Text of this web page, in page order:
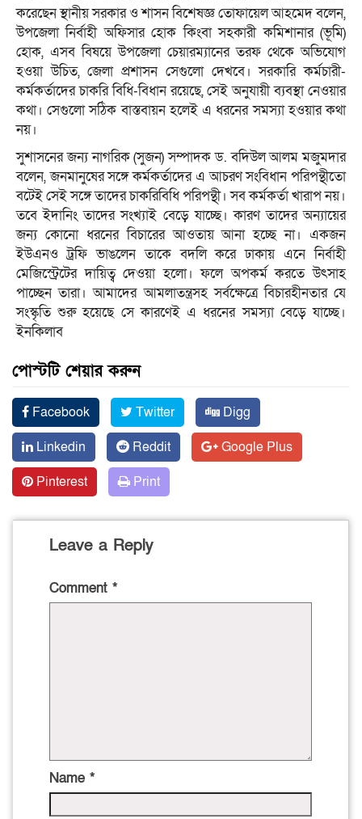
করেছেন স্থানীয় সরকার ও শাসন বিশেষজ্ঞ তোফায়েল আহমেদ বলেন,
উপজেলা নির্বাহী অফিসার হোক কিংবা সহকারী কমিশানার (ভূমি)
হোক, এসব বিষয়ে উপজেলা চেয়ারম্যানের তরফ থেকে অভিযোগ
হওয়া উচিত, জেলা প্রশাসন সেগুলো দেখবে। সরকারি কর্মচারী-
কর্মকর্তাদের চাকরি বিধি-বিধান রয়েছে, সেই অনুযায়ী ব্যবস্থা নেওয়ার
কথা। সেগুলো সঠিক বাস্তবায়ন হলেই এ ধরনের সমস্যা হওয়ার কথা
নয়।
সুশাসনের জন্য নাগরিক (সুজন) সম্পাদক ড. বদিউল আলম মজুমদার
বলেন, জনমানুষের সঙ্গে কর্মকর্তাদের এ আচরণ সংবিধান পরিপন্থীতো
বটেই সেই সঙ্গে তাদের চাকরিবিধি পরিপন্থী। সব কর্মকর্তা খারাপ নয়।
তবে ইদানিং তাদের সংখ্যাই বেড়ে যাচ্ছে। কারণ তাদের অন্যায়ের
জন্য কোনো ধরনের বিচারের আওতায় আনা হচ্ছে না। একজন
ইউএনও ট্রফি ভাঙলেন তাকে বদলি করে ঢাকায় এনে নির্বাহী
মেজিস্ট্রেটের দায়িত্ব দেওয়া হলো। ফলে অপকর্ম করতে উৎসাহ
পাচ্ছেন তারা। আমাদের আমলাতন্ত্রসহ সর্বক্ষেত্রে বিচারহীনতার যে
সংস্কৃতি শুরু হয়েছে সে কারণেই এ ধরনের সমস্যা বেড়ে যাচ্ছে।
ইনকিলাব
পোস্টটি শেয়ার করুন
Facebook Twitter
Digg
Linkedin
Reddit
Google Plus
Pinterest
Print
Leave a Reply
Comment *
Name *